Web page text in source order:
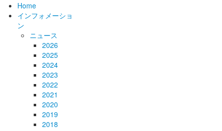
Home
インフォメーショ
ン
ニュース
2026
2025
2024
2023
2022
2021
2020
2019
2018